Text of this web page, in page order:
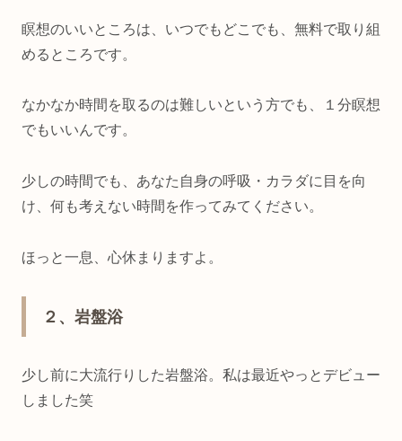
瞑想のいいところは、いつでもどこでも、無料で取り組
めるところです。
なかなか時間を取るのは難しいという方でも、１分瞑想
でもいいんです。
少しの時間でも、あなた自身の呼吸・カラダに目を向
け、何も考えない時間を作ってみてください。
ほっと一息、心休まりますよ。
２、岩盤浴
少し前に大流行りした岩盤浴。私は最近やっとデビュー
しました笑